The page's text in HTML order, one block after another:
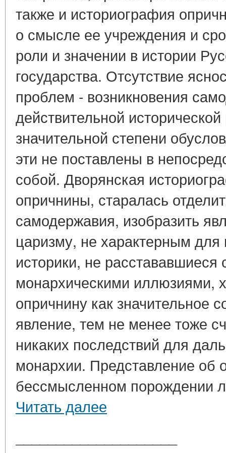
также и историография
о смысле ее учреждения и
роли и значении в истории
государства. Отсутствие
проблем - возникновения
действительной
значительной степени
эти не поставлены в
собой. Дворянская
опричнины, старалась
самодержавия, изобразить
царизму, не характерным для
историки, не расстававшиеся
монархическими иллюзиями,
опричнину как значительное
явление, тем не менее тоже
никаких последствий для
монархии. Представление об
бессмысленном порождении
Читать далее